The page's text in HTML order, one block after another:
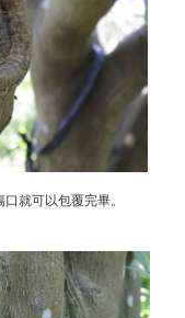
就可以包覆完畢。